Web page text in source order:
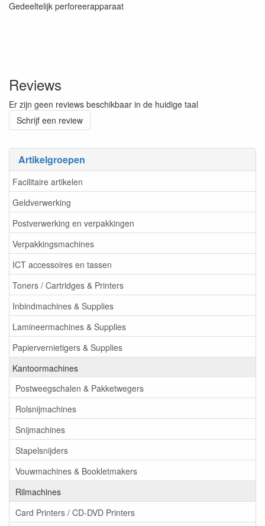
Artikelgroepen
Facilitaire artikelen
Geldverwerking
Postverwerking en verpakkingen
Verpakkingsmachines
ICT accessoires en tassen
Toners / Cartridges & Printers
Inbindmachines & Supplies
Lamineermachines & Supplies
Papiervernietigers & Supplies
Kantoormachines
Postweegschalen & Pakketwegers
Rolsnijmachines
Snijmachines
Stapelsnijders
Vouwmachines & Bookletmakers
Rilmachines
Card Printers / CD-DVD Printers
Gedeeltelijk perforeerapparaat
Reviews
Er zijn geen reviews beschikbaar in de huidige taal
Schrijf een review